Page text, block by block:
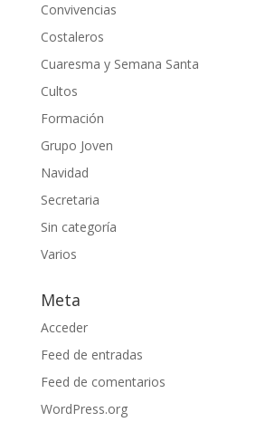
Convivencias
Costaleros
Cuaresma y Semana Santa
Cultos
Formación
Grupo Joven
Navidad
Secretaria
Sin categoría
Varios
Meta
Acceder
Feed de entradas
Feed de comentarios
WordPress.org